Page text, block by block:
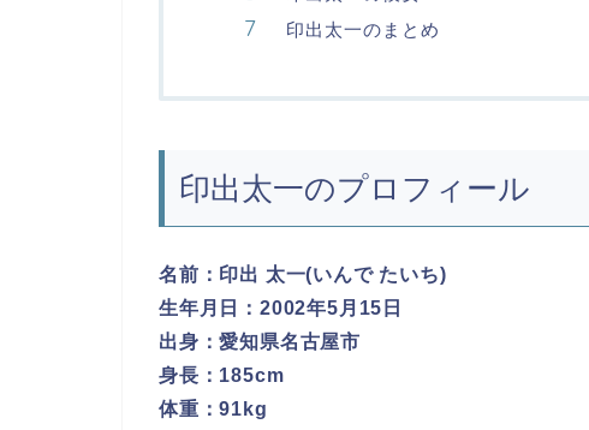
印出太一のまとめ
印出太一のプロフィール
名前：印出 太一(いんで たいち)
生年月日：2002年5月15日
出身：愛知県名古屋市
身長：185cm
体重：91kg